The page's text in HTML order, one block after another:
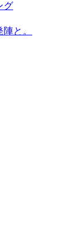
グ
と。